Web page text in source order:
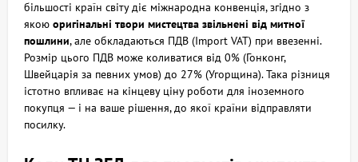
більшості країн світу діє міжнародна конвенція, згідно з
якою оригінальні твори мистецтва звільнені від митної
пошлини, але обкладаються ПДВ (Import VAT) при ввезенні.
Розмір цього ПДВ може коливатися від 0% (Гонконг,
Швейцарія за певних умов) до 27% (Угорщина). Така різниця
істотно впливає на кінцеву ціну роботи для іноземного
покупця — і на ваше рішення, до якої країни відправляти
посилку.